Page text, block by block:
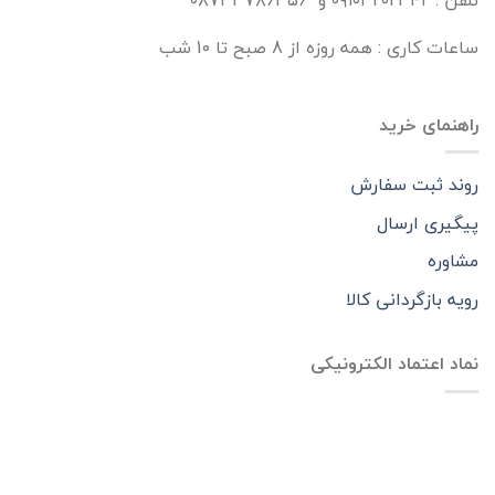
ساعات کاری : همه روزه از 8 صبح تا 10 شب
راهنمای خرید
روند ثبت سفارش
پیگیری ارسال
مشاوره
رویه بازگردانی کالا
نماد اعتماد الکترونیکی